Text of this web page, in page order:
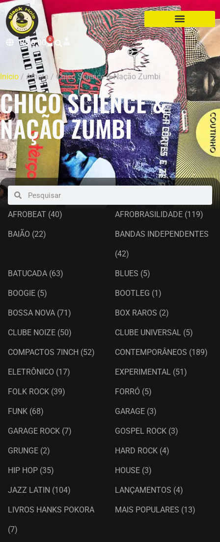
R$0,00 0
Início / Artista / Chico Science & Nação Zumbi
CHICO SCIENCE &
NAÇÃO ZUMBI
AFROBEAT (40) AFROBRASILIDADE (119)
BAIÃO (22) BANDAS INDEPENDENTES
(42)
BATUCADA (63) BLUES (5)
BOOGIE (5) BOOTLEG (1)
BOSSA NOVA (71) BOX RAROS (2)
CLUBE NOIZE (50) CLUBE UNIVERSAL (5)
COMPACTOS 7INCH (52) CONTEMPORÂNEOS (189)
ELETRÔNICO (17) EXPERIMENTAL (51)
FOLK ROCK (39) FORRÓ (5)
FUNK (68) GARAGE (3)
GARAGE ROCK (7) GOSPEL ROCK (3)
GRUNGE (2) HARD ROCK (4)
HIP HOP (35) HOUSE (3)
JAZZ LATIN (104) LANÇAMENTOS (4)
LIVROS HANKS POKORA
(7)
MAIS POPULARES (13)